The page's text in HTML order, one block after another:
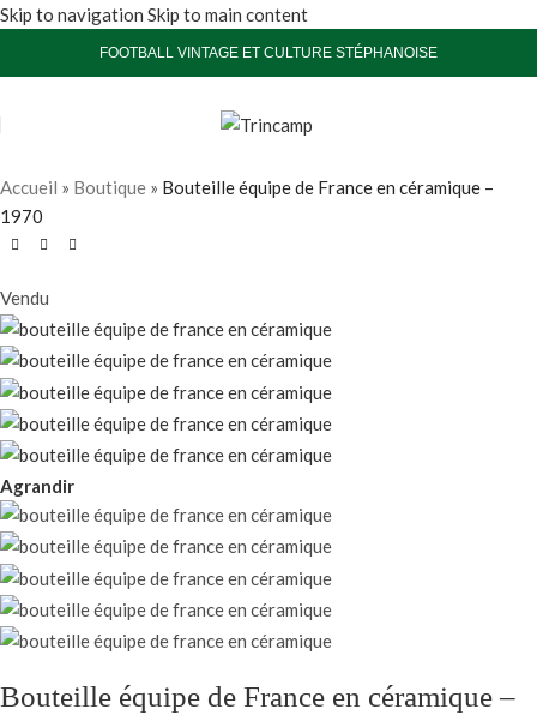
Skip to navigation Skip to main content
FOOTBALL VINTAGE ET CULTURE STÉPHANOISE
Accueil » Boutique » Bouteille équipe de France en céramique –
1970
Vendu
Agrandir
Bouteille équipe de France en céramique –